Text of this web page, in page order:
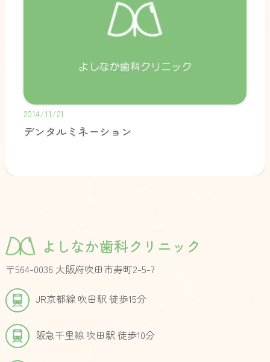
2014/11/21
デンタルミネーション
よしなか歯科クリニック
〒564-0036 大阪府吹田市寿町2-5-7
JR京都線 吹田駅 徒歩15分
阪急千里線 吹田駅 徒歩10分